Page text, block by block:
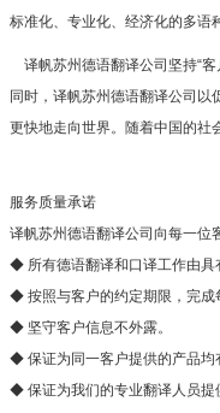
标准化、专业化、经济化的多语
译帆苏州德语翻译公司坚持“客
同时，译帆苏州德语翻译公司
更快地走向世界。随着中国的社
服务质量承诺
译帆苏州德语翻译公司向每一位
◆ 所有德语翻译和口译工作由具
◆ 按照与客户的约定期限，完成
◆ 坚守客户信息不外露。
◆ 保证为同一客户提供的产品均
◆ 保证为我们的专业翻译人员提